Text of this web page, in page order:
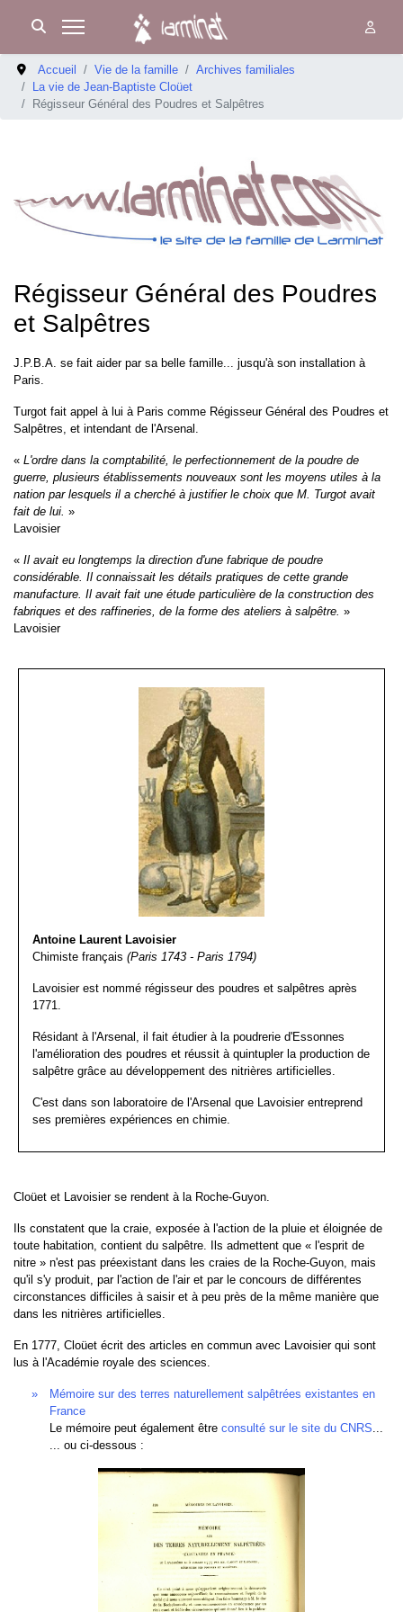
Accueil Vie de la famille
Archives familiales
La vie de Jean-Baptiste Cloüet
Régisseur Général des Poudres et Salpêtres
Régisseur Général des Poudres
et Salpêtres
J.P.B.A. se fait aider par sa belle famille... jusqu'à son installation à
Paris.
Turgot fait appel à lui à Paris comme Régisseur Général des Poudres et
Salpêtres, et intendant de l'Arsenal.
« L'ordre dans la comptabilité, le perfectionnement de la poudre de
guerre, plusieurs établissements nouveaux sont les moyens utiles à la
nation par lesquels il a cherché à justifier le choix que M. Turgot avait
fait de lui. »
Lavoisier
« Il avait eu longtemps la direction d'une fabrique de poudre
considérable. Il connaissait les détails pratiques de cette grande
manufacture. Il avait fait une étude particulière de la construction des
fabriques et des raffineries, de la forme des ateliers à salpêtre. »
Lavoisier
Antoine Laurent Lavoisier
Chimiste français (Paris 1743 - Paris 1794)
Lavoisier est nommé régisseur des poudres et salpêtres après
1771.
Résidant à l'Arsenal, il fait étudier à la poudrerie d'Essonnes
l'amélioration des poudres et réussit à quintupler la production de
salpêtre grâce au développement des nitrières artificielles.
C'est dans son laboratoire de l'Arsenal que Lavoisier entreprend
ses premières expériences en chimie.
Cloüet et Lavoisier se rendent à la Roche-Guyon.
Ils constatent que la craie, exposée à l'action de la pluie et éloignée de
toute habitation, contient du salpêtre. Ils admettent que « l'esprit de
nitre » n'est pas préexistant dans les craies de la Roche-Guyon, mais
qu'il s'y produit, par l'action de l'air et par le concours de différentes
circonstances difficiles à saisir et à peu près de la même manière que
dans les nitrières artificielles.
En 1777, Cloüet écrit des articles en commun avec Lavoisier qui sont
lus à l'Académie royale des sciences.
Mémoire sur des terres naturellement salpêtrées existantes en
France
Le mémoire peut également être consulté sur le site du CNRS...
... ou ci-dessous :